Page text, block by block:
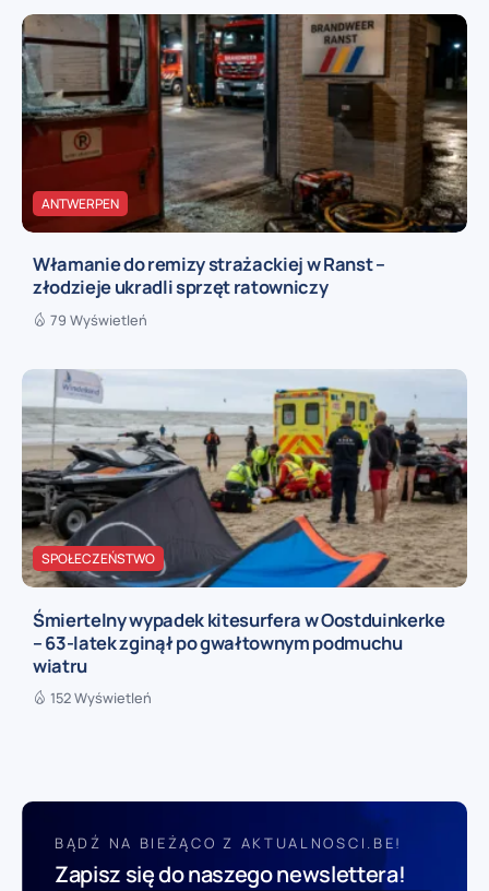
ANTWERPEN
Włamanie do remizy strażackiej w Ranst –
złodzieje ukradli sprzęt ratowniczy
79 Wyświetleń
SPOŁECZEŃSTWO
Śmiertelny wypadek kitesurfera w Oostduinkerke
– 63-latek zginął po gwałtownym podmuchu
wiatru
152 Wyświetleń
BĄDŹ NA BIEŻĄCO Z AKTUALNOSCI.BE!
Zapisz się do naszego newslettera!